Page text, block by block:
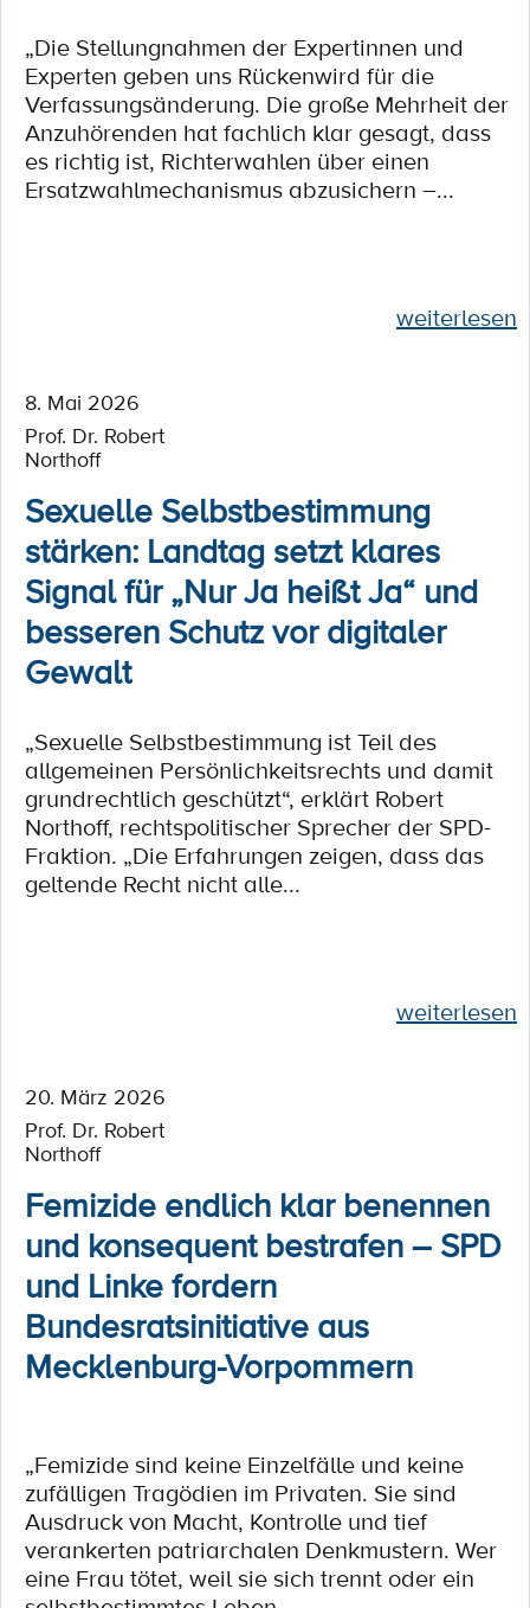
„Die Stellungnahmen der Expertinnen und
Experten geben uns Rückenwird für die
Verfassungsänderung. Die große Mehrheit der
Anzuhörenden hat fachlich klar gesagt, dass
es richtig ist, Richterwahlen über einen
Ersatzwahlmechanismus abzusichern –...
weiterlesen
8. Mai 2026
Prof. Dr. Robert
Northoff
Sexuelle Selbstbestimmung
stärken: Landtag setzt klares
Signal für „Nur Ja heißt Ja“ und
besseren Schutz vor digitaler
Gewalt
„Sexuelle Selbstbestimmung ist Teil des
allgemeinen Persönlichkeitsrechts und damit
grundrechtlich geschützt“, erklärt Robert
Northoff, rechtspolitischer Sprecher der SPD-
Fraktion. „Die Erfahrungen zeigen, dass das
geltende Recht nicht alle...
weiterlesen
20. März 2026
Prof. Dr. Robert
Northoff
Femizide endlich klar benennen
und konsequent bestrafen – SPD
und Linke fordern
Bundesratsinitiative aus
Mecklenburg-Vorpommern
„Femizide sind keine Einzelfälle und keine
zufälligen Tragödien im Privaten. Sie sind
Ausdruck von Macht, Kontrolle und tief
verankerten patriarchalen Denkmustern. Wer
eine Frau tötet, weil sie sich trennt oder ein